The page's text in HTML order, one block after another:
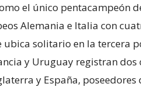
el único pentacampeón
Alemania e Italia con
solitario en la tercera
y Uruguay registran dos
y España, poseedores